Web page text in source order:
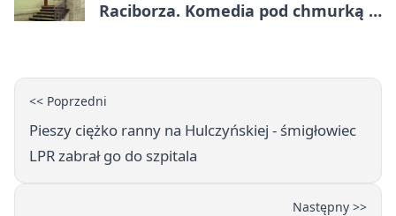
Raciborza. Komedia pod chmurką w
<< Poprzedni
Pieszy ciężko ranny na Hulczyńskiej - śmigłowiec
LPR zabrał go do szpitala
Następny >>